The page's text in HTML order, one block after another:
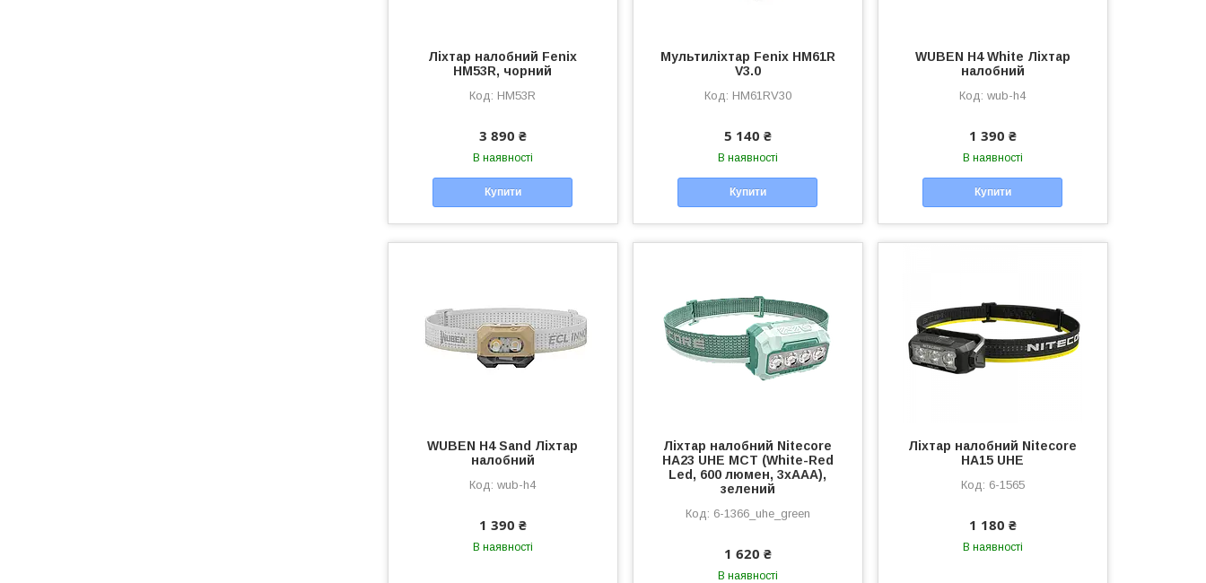
Ліхтар налобний Fenix
HM53R, чорний
HM53R
3 890 ₴
В наявності
Купити
Мультиліхтар Fenix HM61R
V3.0
HM61RV30
5 140 ₴
В наявності
Купити
WUBEN H4 White Ліхтар
налобний
wub-h4
1 390 ₴
В наявності
Купити
WUBEN H4 Sand Ліхтар
налобний
wub-h4
1 390 ₴
В наявності
Ліхтар налобний Nitecore
HA23 UHE MCT (White-Red
Led, 600 люмен, 3xAAA),
зелений
6-1366_uhe_green
1 620 ₴
В наявності
Ліхтар налобний Nitecore
HA15 UHE
6-1565
1 180 ₴
В наявності